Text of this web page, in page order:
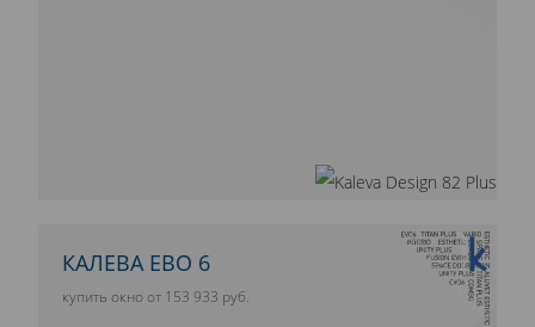
10 ЛЕТ ГАРАНТИИ
КАЛЕВА ЕВО 6
купить окно от 153 933 руб.